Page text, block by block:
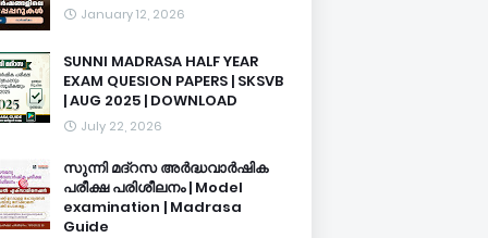
January 12, 2026
SUNNI MADRASA HALF YEAR
EXAM QUESION PAPERS | SKSVB
| AUG 2025 | DOWNLOAD
July 22, 2026
സുന്നി മദ്റസ അർദ്ധവാർഷിക
പരീക്ഷ പരിശീലനം | Model
examination | Madrasa
Guide